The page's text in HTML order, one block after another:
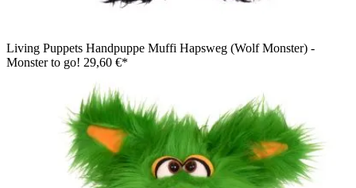
Living Puppets Handpuppe Muffi Hapsweg (Wolf Monster) -
Monster to go! 29,60 €*